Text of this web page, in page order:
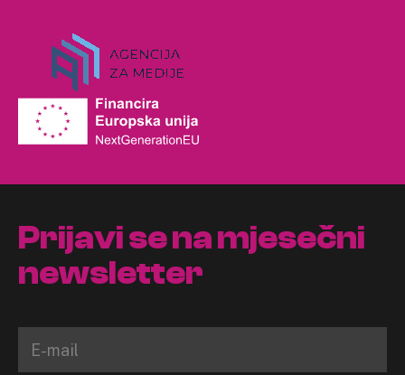
Prijavi se na mjesečni
newsletter